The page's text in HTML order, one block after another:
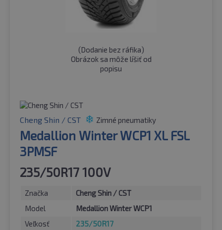
(Dodanie bez ráfika)
Obrázok sa môže líšiť od
popisu
Cheng Shin / CST Zimné pneumatiky
Medallion Winter WCP1 XL FSL
3PMSF
235/50R17 100V
Značka
Cheng Shin / CST
Model
Medallion Winter WCP1
Veľkosť
235/50R17